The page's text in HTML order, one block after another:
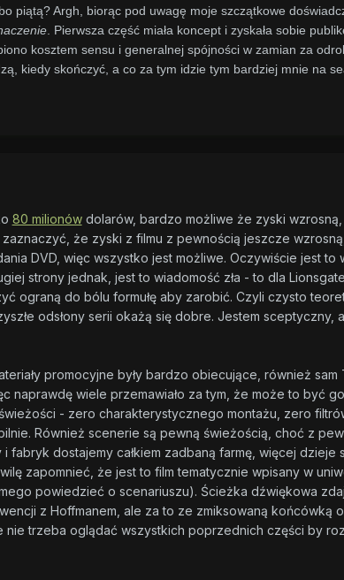
piątą? Argh, biorąc pod uwagę moje szczątkowe
. Pierwsza część miała koncept i zyskała sobie
kosztem sensu i generalnej spójności w zamian za
kiedy skończyć, a co za tym idzie tym bardziej mnie na
80 milionówdolarów, bardzo możliwe że zyski
że zyski z filmu z pewnością jeszcze
DVD, więc wszystko jest możliwe. Oczywiście jest to
strony jednak, jest to wiadomość zła - to dla
ograną do bólu formułę aby zarobić. Czyli czysto
odsłony serii okażą się dobre. Jestem sceptyczny,
promocyjne były bardzo obiecujące, również
naprawdę wiele przemawiało za tym, że może to być
- zero charakterystycznego montażu, zero
Również scenerie są pewną świeżością, choć z
dostajemy całkiem zadbaną farmę, więcej dzieje
zapomnieć, że jest to film tematycznie wpisany w
powiedzieć o scenariuszu). Ścieżka dźwiękowa
z Hoffmanem, ale za to ze zmiksowaną końcówką
trzeba oglądać wszystkich poprzednich części by